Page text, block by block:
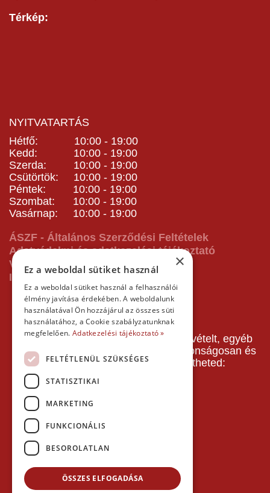
Térkép:
NYITVATARTÁS
Hétfő: 10:00 - 19:00
Kedd: 10:00 - 19:00
Szerda: 10:00 - 19:00
Csütörtök: 10:00 - 19:00
Péntek: 10:00 - 19:00
Szombat: 10:00 - 19:00
Vasárnap: 10:00 - 19:00
ÁSZF - Általános Szerződési Feltételek
Adatvédelmi és adatkezelési tájékoztató
Vásárlás előtti tájékoztató
Impresszum
A pályafoglalást, gokartverseny részvételt, egyéb
termékeinket, szolgáltatásainkat biztonságosan és
gyorsan bankkártyával is kifizetheted:
×
Ez a weboldal sütiket használ
Ez a weboldal sütiket használ a felhasználói
élmény javítása érdekében. A weboldalunk
használatával Ön hozzájárul az összes süti
használatához, a Cookie szabályzatunknak
megfelelően. Adatkezelési tájékoztató »
FELTÉTLENÜL SZÜKSÉGES
STATISZTIKAI
MARKETING
FUNKCIONÁLIS
BESOROLATLAN
ÖSSZES ELFOGADÁSA